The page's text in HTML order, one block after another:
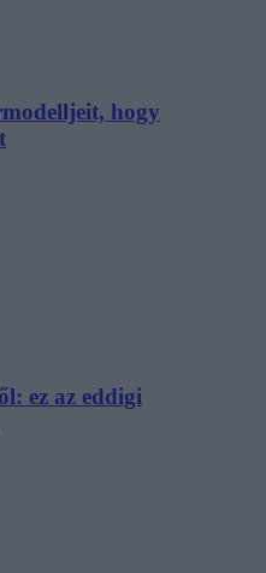
hogy
ez az eddigi